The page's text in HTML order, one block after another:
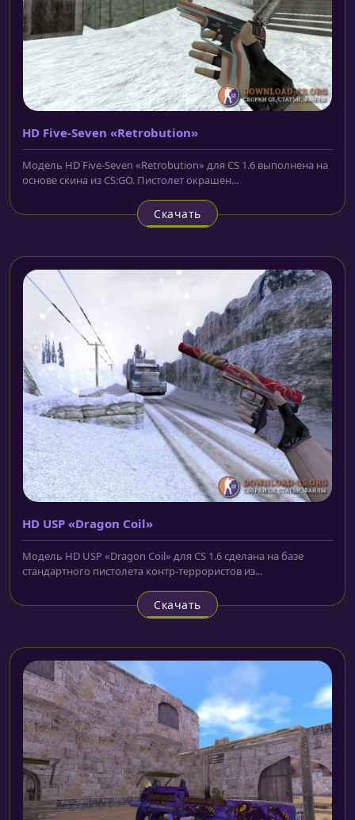
HD Five-Seven «Retrobution»
Модель HD Five-Seven «Retrobution» для CS 1.6 выполнена на
основе скина из CS:GO. Пистолет окрашен...
Скачать
HD USP «Dragon Coil»
Модель HD USP «Dragon Coil» для CS 1.6 сделана на базе
стандартного пистолета контр-террористов из...
Скачать